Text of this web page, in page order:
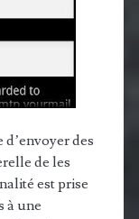
d’envoyer des
de les
est prise
à une